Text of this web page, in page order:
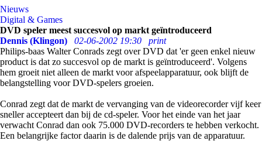
Nieuws
Digital & Games
DVD speler meest succesvol op markt geïntroduceerd
Dennis (Klingon)
02-06-2002 19:30
print
Philips-baas Walter Conrads zegt over DVD dat 'er geen enkel nieuw
product is dat zo succesvol op de markt is geïntroduceerd'. Volgens
hem groeit niet alleen de markt voor afspeelapparatuur, ook blijft de
belangstelling voor DVD-spelers groeien.
Conrad zegt dat de markt de vervanging van de videorecorder vijf keer
sneller accepteert dan bij de cd-speler. Voor het einde van het jaar
verwacht Conrad dan ook 75.000 DVD-recorders te hebben verkocht.
Een belangrijke factor daarin is de dalende prijs van de apparatuur.